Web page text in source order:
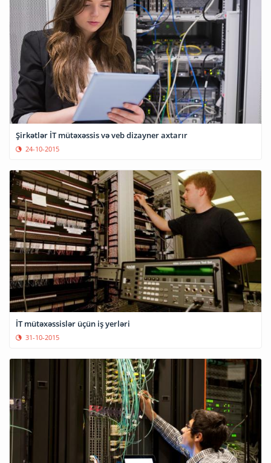
Şirkətlər İT mütəxəssis və veb dizayner axtarır
24-10-2015
İT mütəxəssislər üçün iş yerləri
31-10-2015